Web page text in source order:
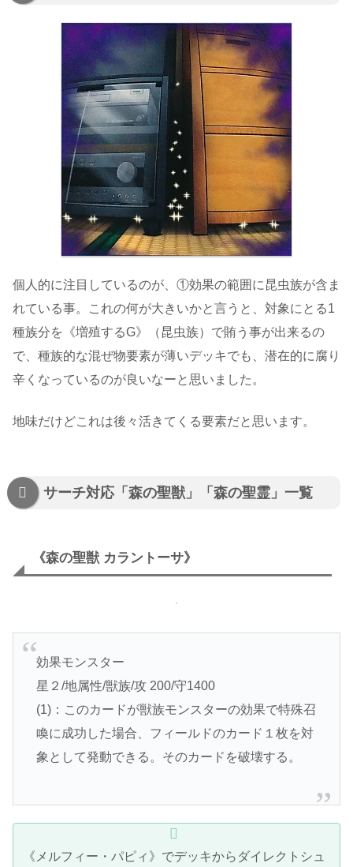
個人的に注目しているのが、①効果の範囲に昆虫族が含ま
れている事。これの何が大きいかと言うと、対象にとる1
種族分を《増殖するG》（昆虫族）で賄う事が出来るの
で、種族的な混ぜ物要素が薄いデッキでも、潜在的に腐り
辛くなっているのが良いなーと思いました。
地味だけどこれは後々活きてくる要素だと思います。
サーチ対応「森の聖獣」「森の聖霊」一覧
《森の聖獣 カラントーサ》
効果モンスター
星２/地属性/獣族/攻 200/守1400
(1)：このカードが獣族モンスターの効果で特殊召
喚に成功した場合、フィールドのカード１枚を対
象として発動できる。そのカードを破壊する。
《メルフィー・パピィ》でデッキからダイレクトシュ